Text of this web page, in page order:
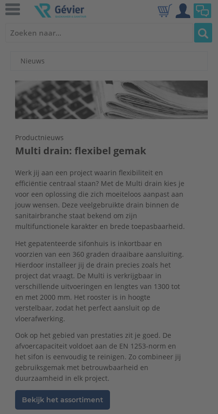
Nieuws
Productnieuws
Multi drain: flexibel gemak
Werk jij aan een project waarin flexibiliteit en
efficiëntie centraal staan? Met de Multi drain kies je
voor een oplossing die zich moeiteloos aanpast aan
jouw wensen. Deze veelgebruikte drain binnen de
sanitairbranche staat bekend om zijn
multifunctionele karakter en brede toepasbaarheid.
Het gepatenteerde sifonhuis is inkortbaar en
voorzien van een 360 graden draaibare aansluiting.
Hierdoor installeer jij de drain precies zoals het
project dat vraagt. De Multi is verkrijgbaar in
verschillende uitvoeringen en lengtes van 1300 tot
en met 2000 mm. Het rooster is in hoogte
verstelbaar, zodat het perfect aansluit op de
vloerafwerking.
Ook op het gebied van prestaties zit je goed. De
afvoercapaciteit voldoet aan de EN 1253-norm en
het sifon is eenvoudig te reinigen. Zo combineer jij
gebruiksgemak met betrouwbaarheid en
duurzaamheid in elk project.
Bekijk het assortiment